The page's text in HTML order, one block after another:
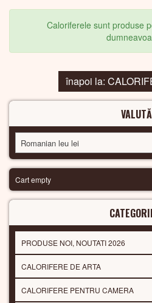
Caloriferele sunt produse
înapoi la:
VALUTĂ
Romanian leu lei
Cart empty
PRODUSE NOI, NOUTATI 2026
CALORIFERE DE ARTA
CALORIFERE PENTRU CAMERA